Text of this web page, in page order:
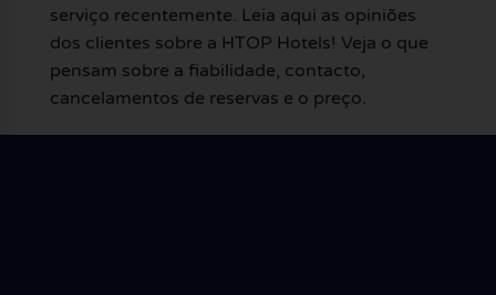
serviço recentemente. Leia aqui as opiniões
dos clientes sobre a HTOP Hotels! Veja o que
pensam sobre a fiabilidade, contacto,
cancelamentos de reservas e o preço.